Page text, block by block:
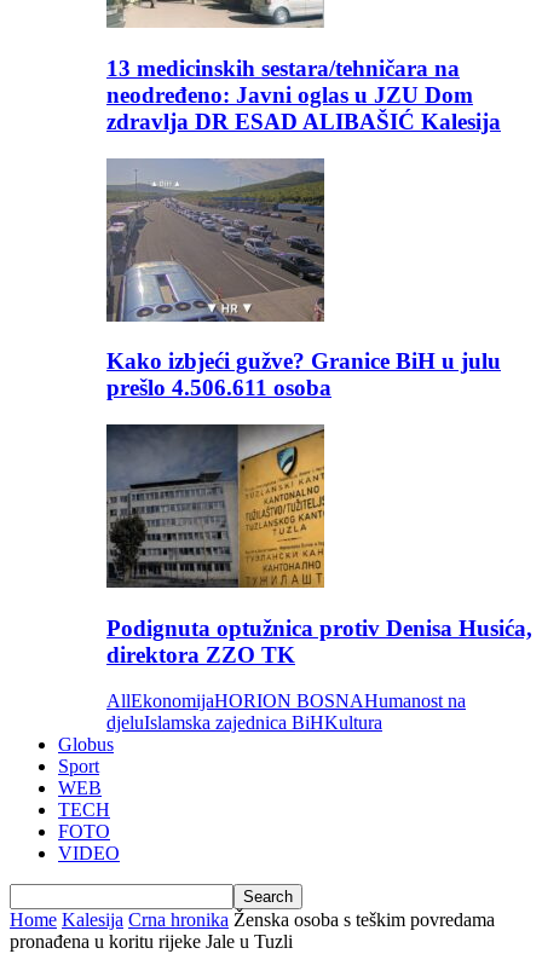
13 medicinskih sestara/tehničara na
neodređeno: Javni oglas u JZU Dom
zdravlja DR ESAD ALIBAŠIĆ Kalesija
Kako izbjeći gužve? Granice BiH u julu
prešlo 4.506.611 osoba
Podignuta optužnica protiv Denisa Husića,
direktora ZZO TK
AllEkonomijaHORION BOSNAHumanost na
djeluIslamska zajednica BiHKultura
Globus
Sport
WEB
TECH
FOTO
VIDEO
Home Kalesija Crna hronika Ženska osoba s teškim povredama
pronađena u koritu rijeke Jale u Tuzli